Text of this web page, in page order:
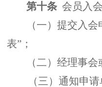
第十条 会员入
（一）提交入
表”；
（二）经理事
（三）通知申请